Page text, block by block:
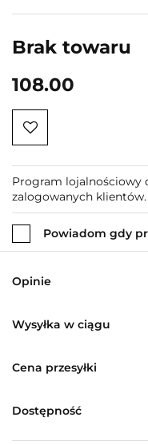
Brak towaru
108.00
Program lojalnościowy
zalogowanych klientów.
Powiadom gdy
Opinie
Wysyłka w ciągu
Cena przesyłki
Dostępność